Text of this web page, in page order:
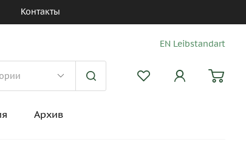
Контакты
EN Leibstandart
Архив